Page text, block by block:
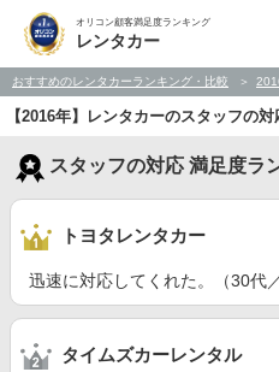
オリコン顧客満足度ランキング
レンタカー
おすすめのレンタカーランキング・比較
【2016年】レンタカーのスタッフの
スタッフの対応 満足度ラ
トヨタレンタカー
迅速に対応してくれた。（30代
タイムズカーレンタル